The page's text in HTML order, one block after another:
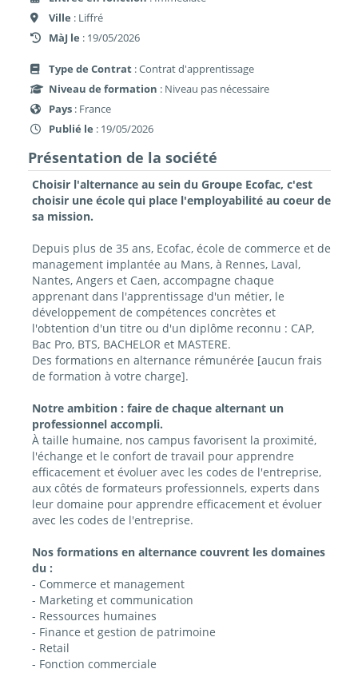
Ville : Liffré
MàJ le : 19/05/2026
Type de Contrat : Contrat d'apprentissage
Niveau de formation : Niveau pas nécessaire
Pays : France
Publié le : 19/05/2026
Présentation de la société
Choisir l'alternance au sein du Groupe Ecofac, c'est
choisir une école qui place l'employabilité au coeur de
sa mission.
Depuis plus de 35 ans, Ecofac, école de commerce et de
management implantée au Mans, à Rennes, Laval,
Nantes, Angers et Caen, accompagne chaque
apprenant dans l'apprentissage d'un métier, le
développement de compétences concrètes et
l'obtention d'un titre ou d'un diplôme reconnu : CAP,
Bac Pro, BTS, BACHELOR et MASTERE.
Des formations en alternance rémunérée [aucun frais
de formation à votre charge].
Notre ambition : faire de chaque alternant un
professionnel accompli.
À taille humaine, nos campus favorisent la proximité,
l'échange et le confort de travail pour apprendre
efficacement et évoluer avec les codes de l'entreprise,
aux côtés de formateurs professionnels, experts dans
leur domaine pour apprendre efficacement et évoluer
avec les codes de l'entreprise.
Nos formations en alternance couvrent les domaines
du :
- Commerce et management
- Marketing et communication
- Ressources humaines
- Finance et gestion de patrimoine
- Retail
- Fonction commerciale